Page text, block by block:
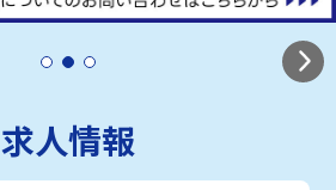
求人情報